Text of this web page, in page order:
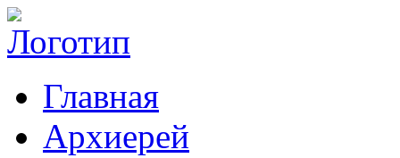
Главная
Архиерей